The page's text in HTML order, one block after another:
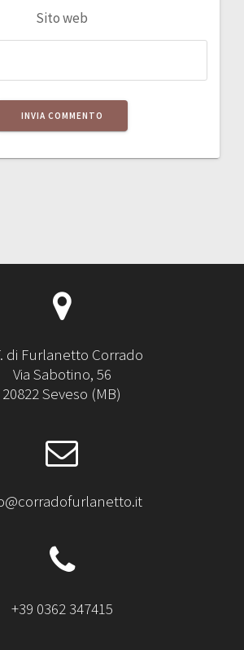
Sito web
di Furlanetto Corrado
Via Sabotino, 56
20822 Seveso (MB)
+39 0362 347415